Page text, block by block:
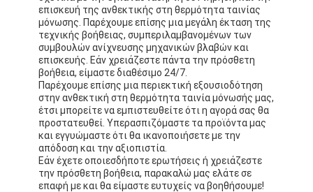
επισκευή της ανθεκτικής στη θερμότητα ταινίας
μόνωσης. Παρέχουμε επίσης μια μεγάλη έκταση της
τεχνικής βοήθειας, συμπεριλαμβανομένων των
συμβουλών ανίχνευσης μηχανικών βλαβών και
επισκευής. Εάν χρειάζεστε πάντα την πρόσθετη
βοήθεια, είμαστε διαθέσιμο 24/7.
Παρέχουμε επίσης μια περιεκτική εξουσιοδότηση
στην ανθεκτική στη θερμότητα ταινία μόνωσής μας,
έτσι μπορείτε να εμπιστευθείτε ότι η αγορά σας θα
προστατευθεί. Υπερασπιζόμαστε τα προϊόντα μας
και εγγυώμαστε ότι θα ικανοποιήσετε με την
απόδοση και την αξιοπιστία.
Εάν έχετε οποιεσδήποτε ερωτήσεις ή χρειάζεστε
την πρόσθετη βοήθεια, παρακαλώ μας ελάτε σε
επαφή με και θα είμαστε ευτυχείς να βοηθήσουμε!